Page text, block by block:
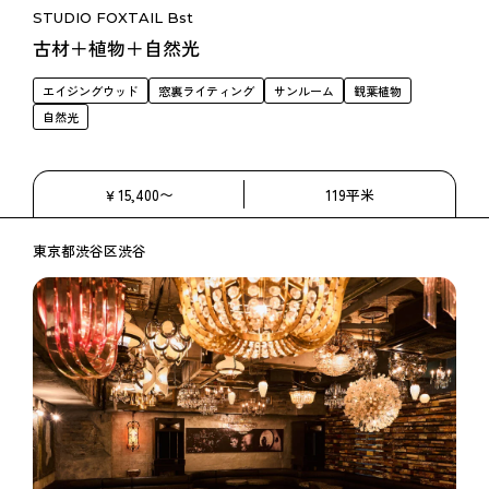
STUDIO FOXTAIL Bst
古材＋植物＋自然光
エイジングウッド 窓裏ライティング サンルーム
観葉植物
自然光
￥15,400〜 119平米
東京都渋谷区渋谷